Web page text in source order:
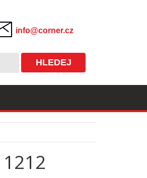
info@corner.cz
HLEDEJ